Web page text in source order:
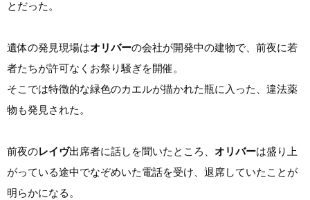
とだった。
遺体の発見現場はオリバーの会社が開発中の建物で、前夜に若
者たちが許可なくお祭り騒ぎを開催。
そこでは特徴的な緑色のカエルが描かれた瓶に入った、違法薬
物も発見された。
前夜のレイヴ出席者に話しを聞いたところ、 オリバーは盛り上
がっている途中でなぞめいた電話を受け、退席していたことが
明らかになる。